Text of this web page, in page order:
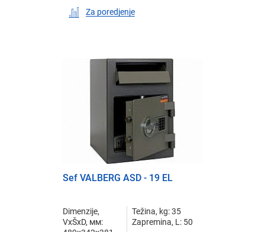
Za poredjenje
Sef VALBERG ASD - 19 EL
Dimenzije,
VxŠxD, мм:
Težina, kg: 35
Zapremina, L: 50